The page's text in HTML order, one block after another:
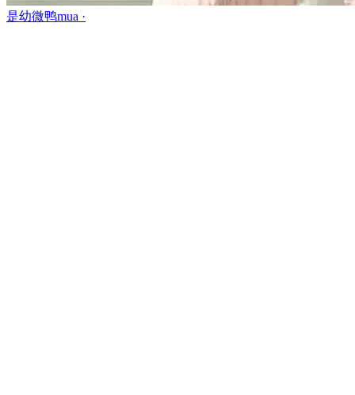
是幼微鸭mua ·